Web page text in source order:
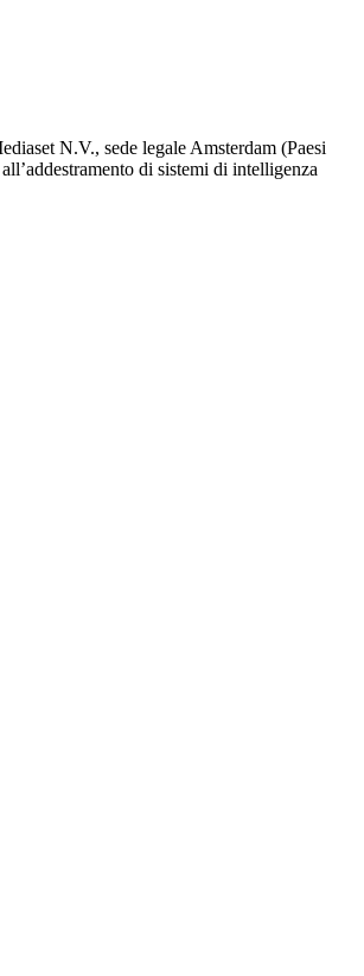
N.V., sede legale Amsterdam (Paesi
di sistemi di intelligenza